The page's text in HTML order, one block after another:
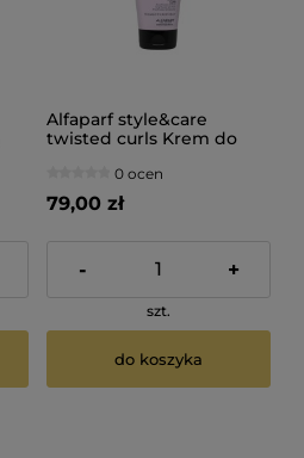
Alfaparf style&care
twisted curls Krem do
0 ocen
79,00 zł
- +
szt.
do koszyka